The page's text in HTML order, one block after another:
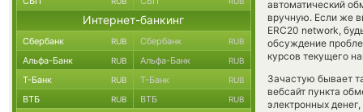
автоматический
вручную. Если же
ERC20 network,
обсуждение
курсов текущего
Зачастую бывает
вебсайт пункта
электронных
Интернет-банкинг
Сбербанк RUB Сбербанк RUB
Альфа-Банк RUB Альфа-Банк RUB
Т-Банк RUB Т-Банк RUB
ВТБ RUB ВТБ RUB